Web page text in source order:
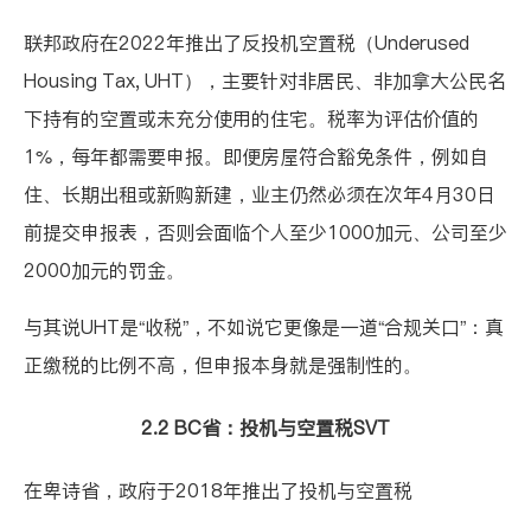
联邦政府在2022年推出了反投机空置税（Underused
Housing Tax, UHT）
，主要针对非居民、非加拿大公民名
下持有的空置或未充分使用的住宅。税率为评估价值的
1%，每年都需要申报。即便房屋符合豁免条件，例如自
住、长期出租或新购新建，业主仍然必须在次年4月30日
前提交申报表，否则会面临个人至少1000加元、公司至少
2000加元的罚金。
与其说UHT是“收税”，不如说它更像是一道“合规关口”：真
正缴税的比例不高，但申报本身就是强制性的。
2.2 BC省：投机与空置税SVT
在卑诗省，政府于2018年推出了投机与空置税